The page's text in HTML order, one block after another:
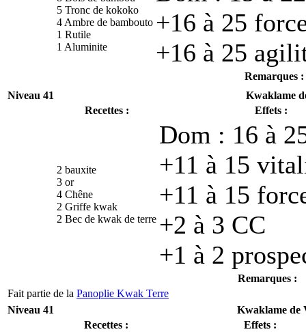
5 Tronc de kokoko
4 Ambre de bambouto
1 Rutile
1 Aluminite
+16 à 25
+16 à 25
Remarques :
Niveau 41
Kwaklame
Recettes :
Effets :
2 bauxite
3 or
4 Chêne
2 Griffe kwak
2 Bec de kwak de terre
Dom : 16 à
+11 à 15
+11 à 15
+2 à 3 CC
+1 à 2
Remarques :
Fait partie de la Panoplie Kwak Terre
Niveau 41
Kwaklame de
Recettes :
Effets :